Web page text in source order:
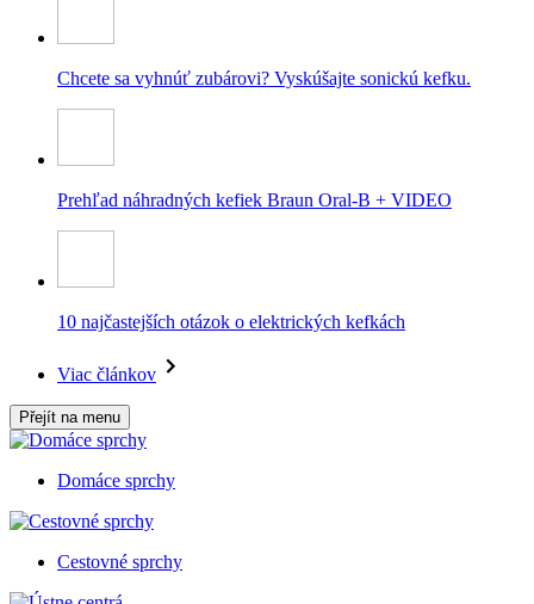
Chcete sa vyhnúť zubárovi? Vyskúšajte sonickú kefku.
Prehľad náhradných kefiek Braun Oral-B + VIDEO
10 najčastejších otázok o elektrických kefkách
Viac článkov
Přejít na menu
Domáce sprchy
Cestovné sprchy